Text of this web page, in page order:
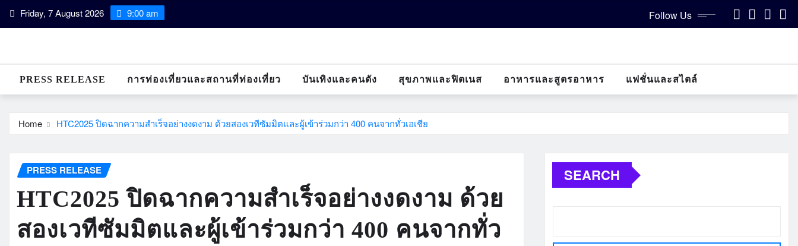
Skip Friday, 7 August 2026 9:00 am Follow Us
PRESS RELEASE การท่องเที่ยวและสถานที่ท่องเที่ยว บันเทิงและคนดัง สุขภาพและฟิตเนส อาหารและสูตรอาหาร แฟชั่นและสไตล์
Home HTC2025 ปิดฉากความสำเร็จอย่างงดงาม ด้วยสองเวทีซัมมิตและผู้เข้าร่วมกว่า 400 คนจากทั่วเอเชีย
PRESS RELEASE
HTC2025 ปิดฉากความสำเร็จอย่างงดงาม ด้วย
สองเวทีซัมมิตและผู้เข้าร่วมกว่า 400 คนจากทั่ว
SEARCH